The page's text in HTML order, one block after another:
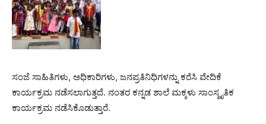
ಸಂಜೆ ಸಾಹಿತಿಗಳು, ಅಧಿಕಾರಿಗಳು, ಜನಪ್ರತಿನಿಧಿಗಳನ್ನು ಕರೆಸಿ ವೇದಿಕೆ
ಕಾರ್ಯಕ್ರಮ ನಡೆಸಲಾಗುತ್ತದೆ. ನಂತರ ಕನ್ನಡ ಶಾಲೆ ಮಕ್ಕಳು ಸಾಂಸ್ಕೃತಿಕ
ಕಾರ್ಯಕ್ರಮ ನಡೆಸಿಕೊಡುತ್ತಾರೆ.